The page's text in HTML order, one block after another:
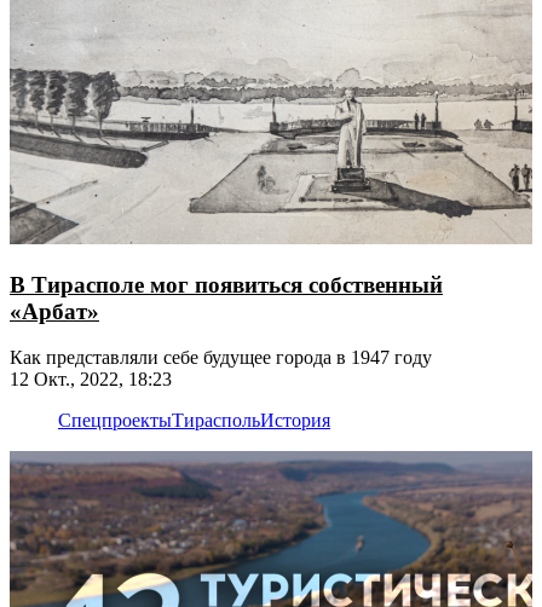
В Тирасполе мог появиться собственный
«Арбат»
Как представляли себе будущее города в 1947 году
12 Окт., 2022, 18:23
СпецпроектыТираспольИстория